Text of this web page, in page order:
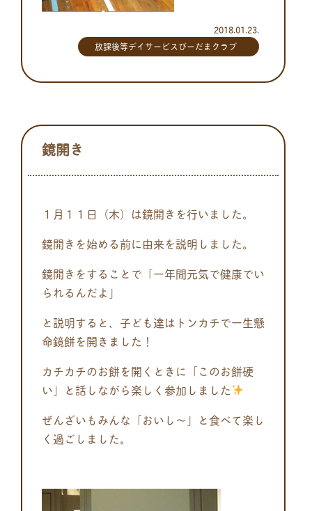
2018.01.23.
放課後等デイサービスびーだまクラブ
鏡開き
１月１１日（木）は鏡開きを行いました。
鏡開きを始める前に由来を説明しました。
鏡開きをすることで「一年間元気で健康でい
られるんだよ」
と説明すると、子ども達はトンカチで一生懸
命鏡餅を開きました！
カチカチのお餅を開くときに「このお餅硬
い」と話しながら楽しく参加しました
ぜんざいもみんな「おいし～」と食べて楽し
く過ごしました。